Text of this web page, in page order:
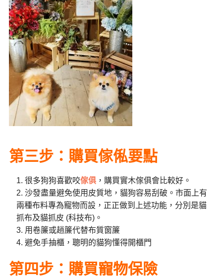
第三步：購買傢俬要點
很多狗狗喜歡咬傢俱，購買實木傢俱會比較好。
沙發盡量避免使用皮質地，貓狗容易刮破。市面上有
兩種布料專為寵物而設，正正做到上述功能，分別是貓
抓布及貓抓皮 (科技布)。
用卷簾或趟簾代替布質窗簾
避免手抽櫃，聰明的貓狗懂得開櫃門
第四步：購買寵物保險